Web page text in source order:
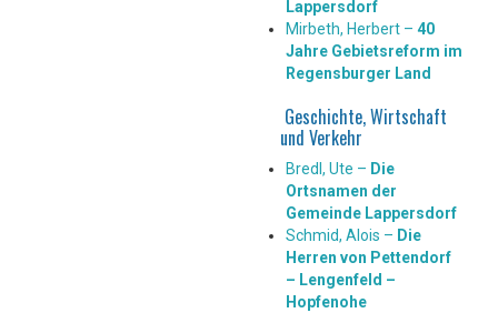
Lappersdorf
Mirbeth, Herbert –40
Jahre Gebietsreform im
Regensburger Land
Geschichte, Wirtschaft
und Verkehr
Bredl, Ute – Die
Ortsnamen der
Gemeinde Lappersdorf
Schmid, Alois – Die
Herren von Pettendorf
– Lengenfeld –
Hopfenohe